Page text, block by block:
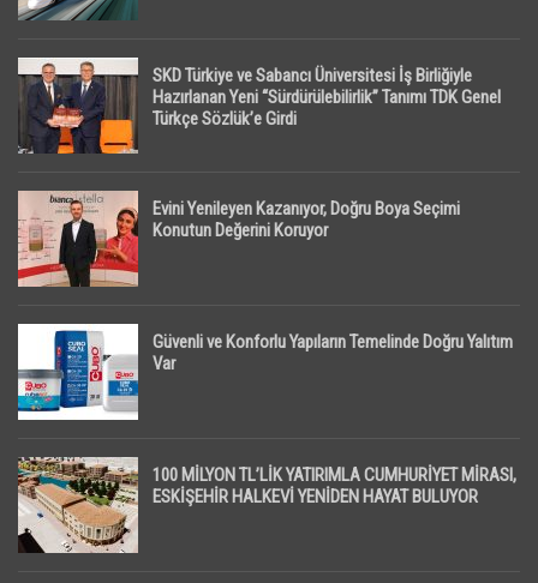
SKD Türkiye ve Sabancı Üniversitesi İş Birliğiyle
Hazırlanan Yeni “Sürdürülebilirlik” Tanımı TDK Genel
Türkçe Sözlük’e Girdi
Evini Yenileyen Kazanıyor, Doğru Boya Seçimi
Konutun Değerini Koruyor
Güvenli ve Konforlu Yapıların Temelinde Doğru Yalıtım
Var
100 MİLYON TL’LİK YATIRIMLA CUMHURİYET MİRASI,
ESKİŞEHİR HALKEVİ YENİDEN HAYAT BULUYOR